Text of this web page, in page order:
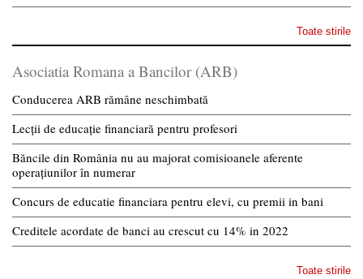
Toate stirile
Asociatia Romana a Bancilor (ARB)
Conducerea ARB rămâne neschimbată
Lecții de educație financiară pentru profesori
Băncile din România nu au majorat comisioanele aferente
operațiunilor în numerar
Concurs de educatie financiara pentru elevi, cu premii in bani
Creditele acordate de banci au crescut cu 14% in 2022
Toate stirile